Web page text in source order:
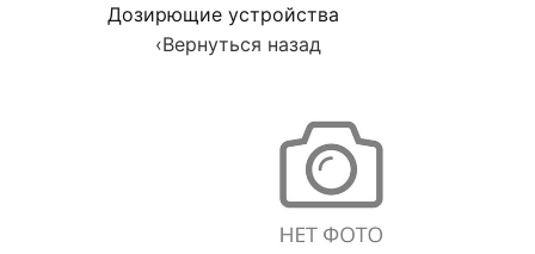
Дозирющие устройства
‹Вернуться назад